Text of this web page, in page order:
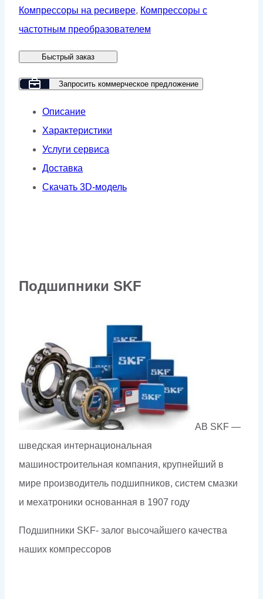
компрессор
GMP
22R-
8-
Компрессоры на ресивере, Компрессоры с
частотным преобразователем
Быстрый заказ
Запросить коммерческое предложение
Описание
Характеристики
Услуги сервиса
Доставка
Скачать 3D-модель
Подшипники SKF
AB SKF —
шведская интернациональная
машиностроительная компания, крупнейший в
мире производитель подшипников, систем смазки
и мехатроники основанная в 1907 году
Подшипники SKF- залог высочайшего качества
наших компрессоров